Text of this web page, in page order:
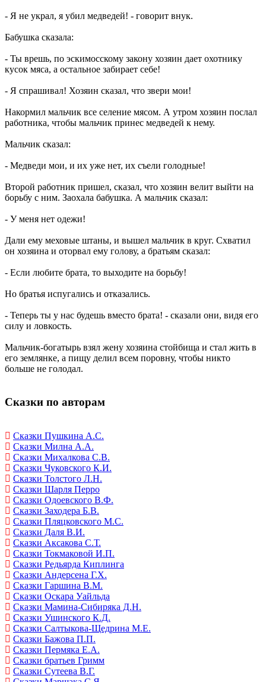
- Я не украл, я убил медведей! - говорит внук.
Бабушка сказала:
- Ты врешь, по эскимосскому закону хозяин дает охотнику
кусок мяса, а остальное забирает себе!
- Я спрашивал! Хозяин сказал, что звери мои!
Накормил мальчик все селение мясом. А утром хозяин послал
работника, чтобы мальчик принес медведей к нему.
Мальчик сказал:
- Медведи мои, и их уже нет, их съели голодные!
Второй работник пришел, сказал, что хозяин велит выйти на
борьбу с ним. Заохала бабушка. А мальчик сказал:
- У меня нет одежи!
Дали ему меховые штаны, и вышел мальчик в круг. Схватил
он хозяина и оторвал ему голову, а братьям сказал:
- Если любите брата, то выходите на борьбу!
Но братья испугались и отказались.
- Теперь ты у нас будешь вместо брата! - сказали они, видя его
силу и ловкость.
Мальчик-богатырь взял жену хозяина стойбища и стал жить в
его землянке, а пищу делил всем поровну, чтобы никто
больше не голодал.
Сказки по авторам
Сказки Пушкина А.С.
Сказки Милна А.А.
Сказки Михалкова С.В.
Сказки Чуковского К.И.
Сказки Толстого Л.Н.
Сказки Шарля Перро
Сказки Одоевского В.Ф.
Сказки Заходера Б.В.
Сказки Пляцковского М.С.
Сказки Даля В.И.
Сказки Аксакова С.Т.
Сказки Токмаковой И.П.
Сказки Редьярда Киплинга
Сказки Андерсена Г.Х.
Сказки Гаршина В.М.
Сказки Оскара Уайльда
Сказки Мамина-Сибиряка Д.Н.
Сказки Ушинского К.Д.
Сказки Салтыкова-Щедрина М.Е.
Сказки Бажова П.П.
Сказки Пермяка Е.А.
Сказки братьев Гримм
Сказки Сутеева В.Г.